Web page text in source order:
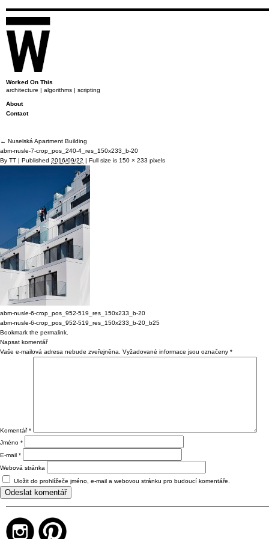
Worked On This
architecture | algorithms | scripting
About
Contact
← Nuselská Apartment Building
abm-nusle-7-crop_pos_240-4_res_150x233_b-20
By TT | Published 2016/09/22 | Full size is 150 × 233 pixels
abm-nusle-6-crop_pos_952-519_res_150x233_b-20
abm-nusle-6-crop_pos_952-519_res_150x233_b-20_b25
Bookmark the permalink
Napsat komentář
Vaše e-mailová adresa nebude zveřejněna.
Vyžadované informace jsou označeny *
Komentář*
Jméno *
E-mail *
Webová stránka
Uložit do prohlížeče jméno, e-mail a webovou stránku pro budoucí komentáře.